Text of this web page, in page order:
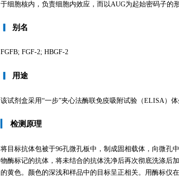
于细胞核内，负责细胞内效应，而以AUG为起始密码子的
别名
FGFB; FGF-2; HBGF-2
用途
该试剂盒采用“一步”夹心法酶联免疫吸附试验（ELISA）
检测原理
将目标抗体包被于96孔微孔板中，制成固相载体，向微孔
物酶标记的抗体，将未结合的抗体洗净后再次彻底洗涤后
的黄色。颜色的深浅和样品中的目标呈正相关。用酶标仪